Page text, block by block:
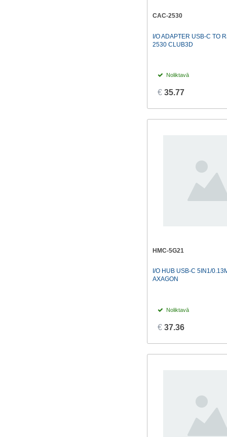
CAC-2530
I/O ADAPTER USB-C TO
2530 CLUB3D
Noliktavā
€ 35.77
HMC-5G21
I/O HUB USB-C 5IN1/
AXAGON
Noliktavā
€ 37.36